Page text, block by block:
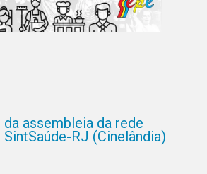
assembleia da rede
RJ (Cinelândia)